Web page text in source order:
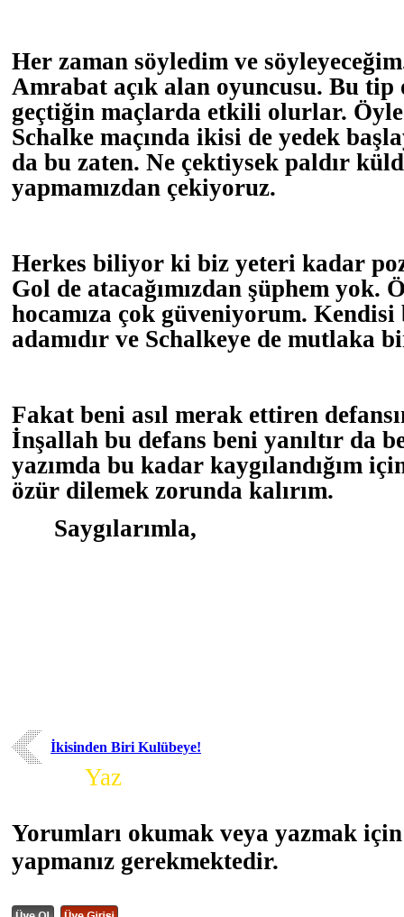
Her zaman söyledim ve
Amrabat açık alan oyuncusu. Bu tip
geçtiğin maçlarda etkili olurlar.
Schalke maçında ikisi de yedek
da bu zaten. Ne çektiysek paldır
yapmamızdan çekiyoruz.
Herkes biliyor ki biz yeteri kadar
Gol de atacağımızdan şüphem yok.
hocamıza çok güveniyorum.
adamıdır ve Schalkeye de mutlaka
Fakat beni asıl merak ettiren
İnşallah bu defans beni yanıltır da
yazımda bu kadar kaygılandığım
özür dilemek zorunda kalırım.
Saygılarımla,
İkisinden Biri Kulübeye!
Yaz
Yorumları okumak veya yazmak
yapmanız gerekmektedir.